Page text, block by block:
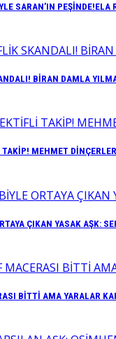
SARAN’IN PEŞİNDE!ELA
BİRAN DAMLA
TAKİP! MEHMET
ÇIKAN YASAK AŞK:
BİTTİ AMA YARALAR